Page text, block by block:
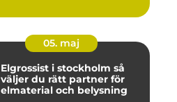
05. maj
Elgrossist i stockholm så
väljer du rätt partner för
elmaterial och belysning